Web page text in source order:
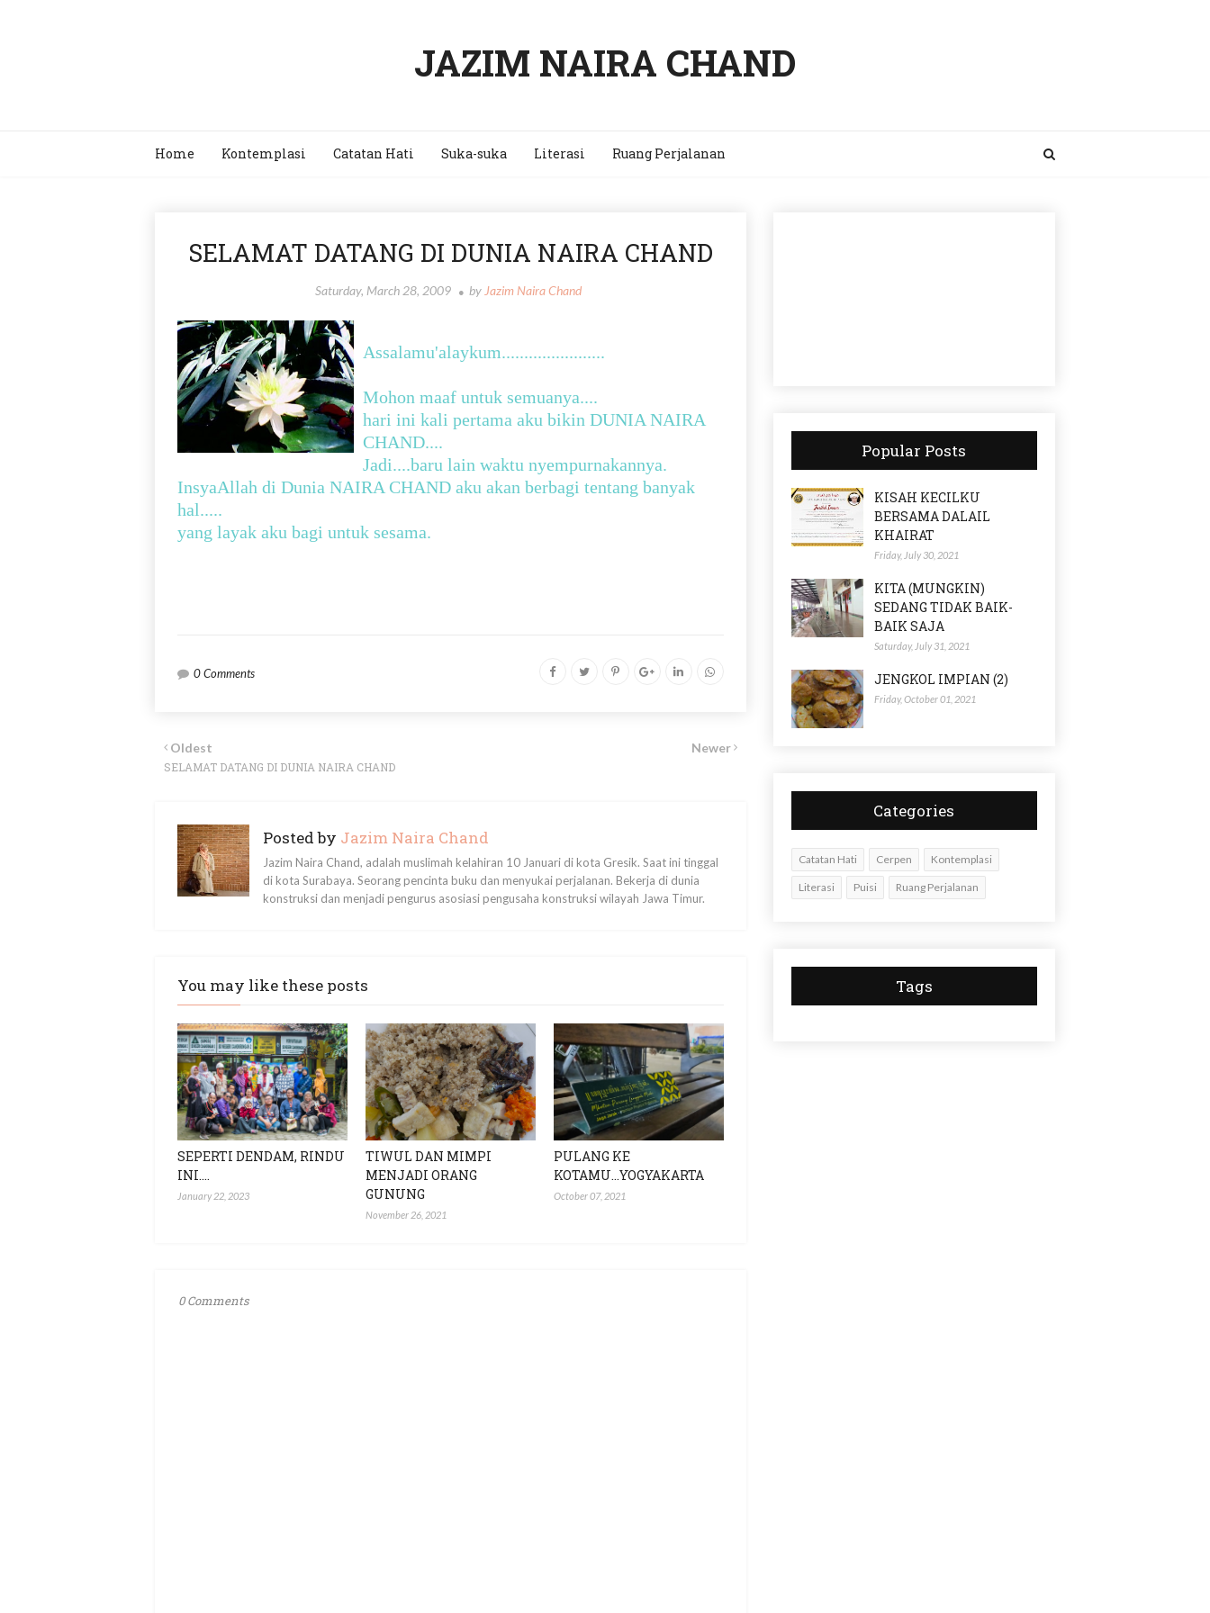
JAZIM NAIRA CHAND
Home Kontemplasi Catatan Hati Suka-suka Literasi Ruang Perjalanan
SELAMAT DATANG DI DUNIA NAIRA CHAND
Saturday, March 28, 2009 by Jazim Naira Chand
Assalamu'alaykum.......................
Mohon maaf untuk semuanya....
hari ini kali pertama aku bikin DUNIA NAIRA
CHAND....
Jadi....baru lain waktu nyempurnakannya.
InsyaAllah di Dunia NAIRA CHAND aku akan berbagi tentang banyak
hal.....
yang layak aku bagi untuk sesama.
0 Comments
Newer
Oldest
SELAMAT DATANG DI DUNIA NAIRA CHAND
Posted by Jazim Naira Chand
Jazim Naira Chand, adalah muslimah kelahiran 10 Januari di kota Gresik. Saat ini tinggal
di kota Surabaya. Seorang pencinta buku dan menyukai perjalanan. Bekerja di dunia
konstruksi dan menjadi pengurus asosiasi pengusaha konstruksi wilayah Jawa Timur.
You may like these posts
SEPERTI DENDAM, RINDU
INI....
January 22, 2023
TIWUL DAN MIMPI
MENJADI ORANG
GUNUNG
November 26, 2021
PULANG KE
KOTAMU...YOGYAKARTA
October 07, 2021
0 Comments
Popular Posts
KISAH KECILKU
BERSAMA DALAIL
KHAIRAT
Friday, July 30, 2021
KITA (MUNGKIN)
SEDANG TIDAK BAIK-
BAIK SAJA
Saturday, July 31, 2021
JENGKOL IMPIAN (2)
Friday, October 01, 2021
Categories
Catatan Hati Cerpen Kontemplasi
Literasi Puisi Ruang Perjalanan
Tags